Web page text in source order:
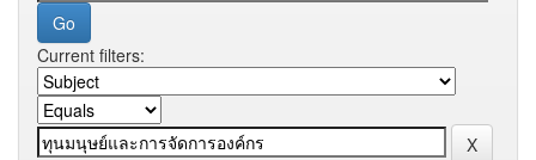
Current filters: